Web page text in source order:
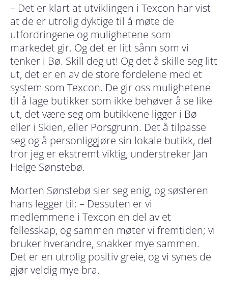
– Det er klart at utviklingen i Texcon har vist
at de er utrolig dyktige til å møte de
utfordringene og mulighetene som
markedet gir. Og det er litt sånn som vi
tenker i Bø. Skill deg ut! Og det å skille seg litt
ut, det er en av de store fordelene med et
system som Texcon. De gir oss mulighetene
til å lage butikker som ikke behøver å se like
ut, det være seg om butikkene ligger i Bø
eller i Skien, eller Porsgrunn. Det å tilpasse
seg og å personliggjøre sin lokale butikk, det
tror jeg er ekstremt viktig, understreker Jan
Helge Sønstebø.
Morten Sønstebø sier seg enig, og søsteren
hans legger til: – Dessuten er vi
medlemmene i Texcon en del av et
fellesskap, og sammen møter vi fremtiden; vi
bruker hverandre, snakker mye sammen.
Det er en utrolig positiv greie, og vi synes de
gjør veldig mye bra.